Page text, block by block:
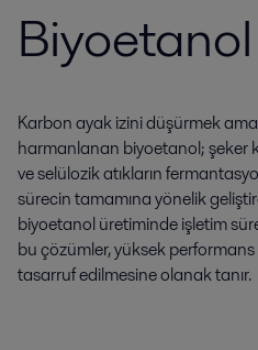
Karbon ayak izini düşürmek
harmanlanan biyoetanol; şeker
ve selülozik atıkların
sürecin tamamına yönelik
biyoetanol üretiminde işletim
bu çözümler, yüksek
tasarruf edilmesine olanak tanır.